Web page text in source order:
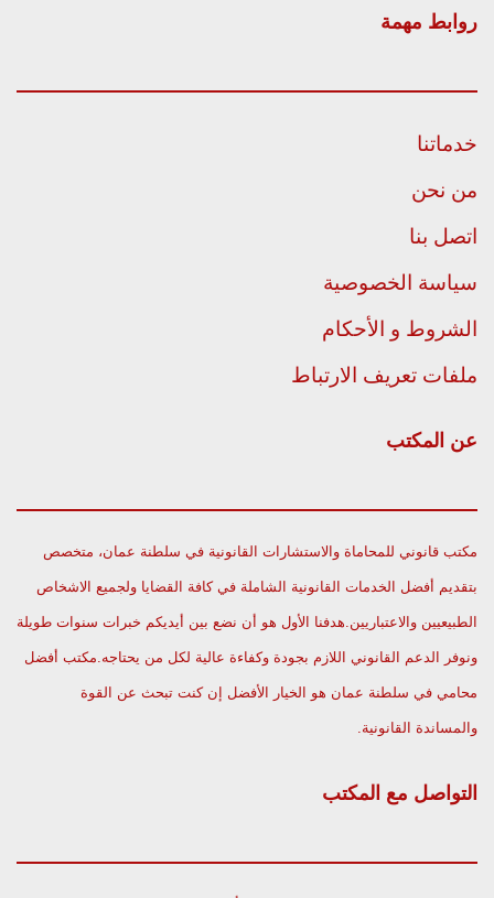
روابط مهمة
خدماتنا
من نحن
اتصل بنا
سياسة الخصوصية
الشروط و الأحكام
ملفات تعريف الارتباط
عن المكتب
مكتب قانوني للمحاماة والاستشارات القانونية في سلطنة عمان، متخصص
بتقديم أفضل الخدمات القانونية الشاملة في كافة القضايا ولجميع الاشخاص
الطبيعيين والاعتباريين.هدفنا الأول هو أن نضع بين أيديكم خبرات سنوات طويلة
ونوفر الدعم القانوني اللازم بجودة وكفاءة عالية لكل من يحتاجه.مكتب أفضل
محامي في سلطنة عمان هو الخيار الأفضل إن كنت تبحث عن القوة
والمساندة القانونية.
التواصل مع المكتب